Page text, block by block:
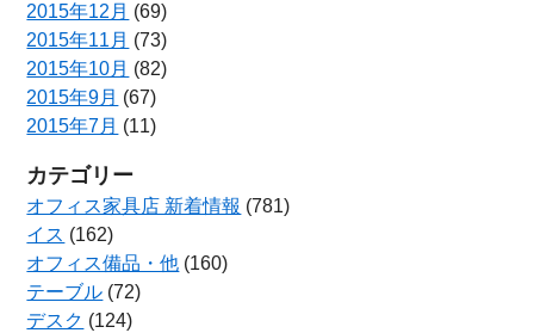
2015年12月 (69)
2015年11月 (73)
2015年10月 (82)
2015年9月 (67)
2015年7月 (11)
カテゴリー
オフィス家具店 新着情報 (781)
イス (162)
オフィス備品・他 (160)
テーブル (72)
デスク (124)